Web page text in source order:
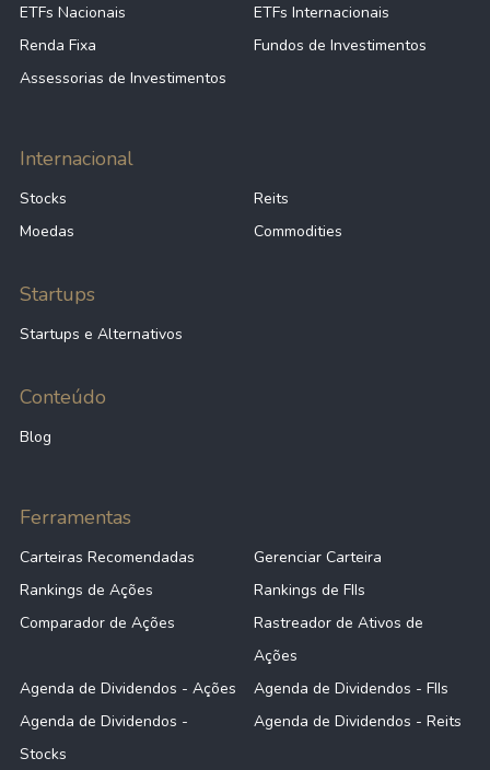
ETFs Nacionais
ETFs Internacionais
Renda Fixa
Fundos de Investimentos
Assessorias de Investimentos
Internacional
Stocks
Reits
Moedas
Commodities
Startups
Startups e Alternativos
Conteúdo
Blog
Ferramentas
Carteiras Recomendadas
Gerenciar Carteira
Rankings de Ações
Rankings de FIIs
Comparador de Ações
Rastreador de Ativos de
Ações
Agenda de Dividendos - Ações
Agenda de Dividendos - FIIs
Agenda de Dividendos -
Stocks
Agenda de Dividendos - Reits